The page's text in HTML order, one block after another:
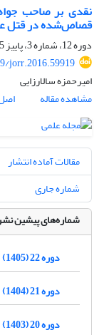
نقدی بر صاحب
قصاص‌شده در قتل
دوره 12، شماره 3، پاییز 1395، صفحه
jorr.2016.59919
امیرحمزه سالارزایی
مشاهده مقاله
مقالات آماده انتشار
شماره جاری
شماره‌های پیشین
دوره 22 (1405)
دوره 21 (1404)
دوره 20 (1403)